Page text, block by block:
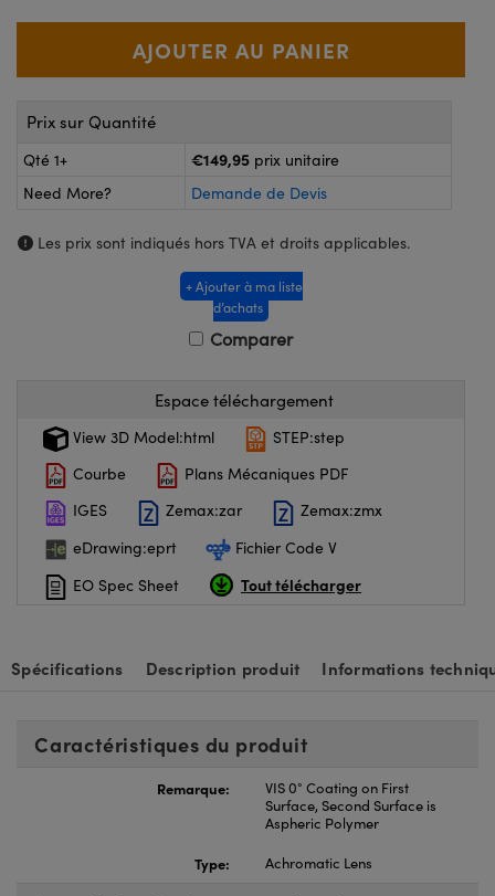
ou Coupleurs
: Microscopie
Optiques de SCHOTT
Prix sur Quantité
Qté 1+ €149,95 prix unitaire
Need More?
Demande de Devis
Les prix sont indiqués hors TVA et droits applicables.
+ Ajouter à ma liste
d’achats
Comparer
Espace téléchargement
View 3D Model:html
STEP:step
Courbe
Plans Mécaniques PDF
IGES
Zemax:zar
Zemax:zmx
eDrawing:eprt
Fichier Code V
EO Spec Sheet
Tout télécharger
Spécifications Description produit Informations
Caractéristiques du produit
Remarque:
VIS 0° Coating on First
Surface, Second Surface is
Aspheric Polymer
Type:
Achromatic Lens